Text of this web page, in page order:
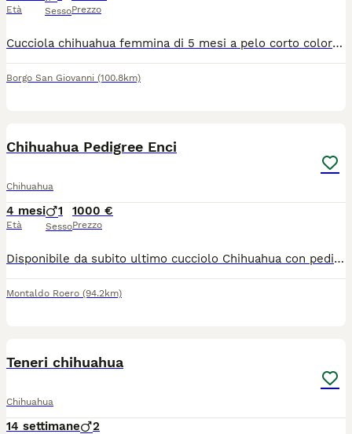
Età SessoPrezzo
Cucciola chihuahua femmina di 5 mesi a pelo corto color bianco fulvo, con pedigree, microchip e vaccini. Genitori di mia proprietà e visibili in provincia di Lodi
Borgo San Giovanni (100.8km)
Chihuahua Pedigree Enci
Chihuahua
4 mesi
Età
1
Sesso
1000 €
Prezzo
Disponibile da subito ultimo cucciolo Chihuahua con pedigree ENCI cioccolato. Nato il 30/03 e pronto per andare nella nuova famiglia. É un maschietto pelo corto. I genitori sono di nostra proprietà con DNA depositato. Il cucciolo sarà ceduto con sverminazione, microchip, vaccino, pedigree ENCI e abituato alla traversina. É abituato al contatto con i bambini e vive in casa con altri animali. Per qualsiasi informazione contattare su whatsapp o chiamare orario cena. Ci troviamo a Sommariva Perno(CN).
Montaldo Roero (94.2km)
Teneri chihuahua
Chihuahua
14 settimane 2